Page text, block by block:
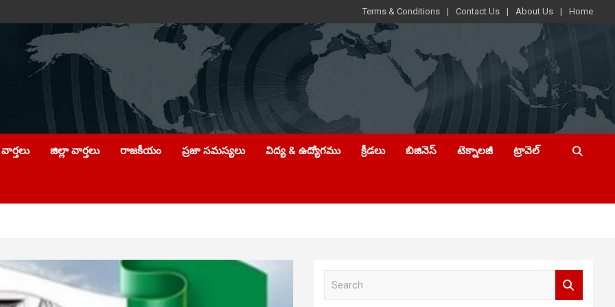
Terms & Conditions Contact Us About Us Home
జిల్లా వార్తలు రాజకీయం ప్రజా సమస్యలు విద్య & ఉద్యోగము క్రీడలు బిజినెస్ టెక్నాలజీ ట్రావెల్